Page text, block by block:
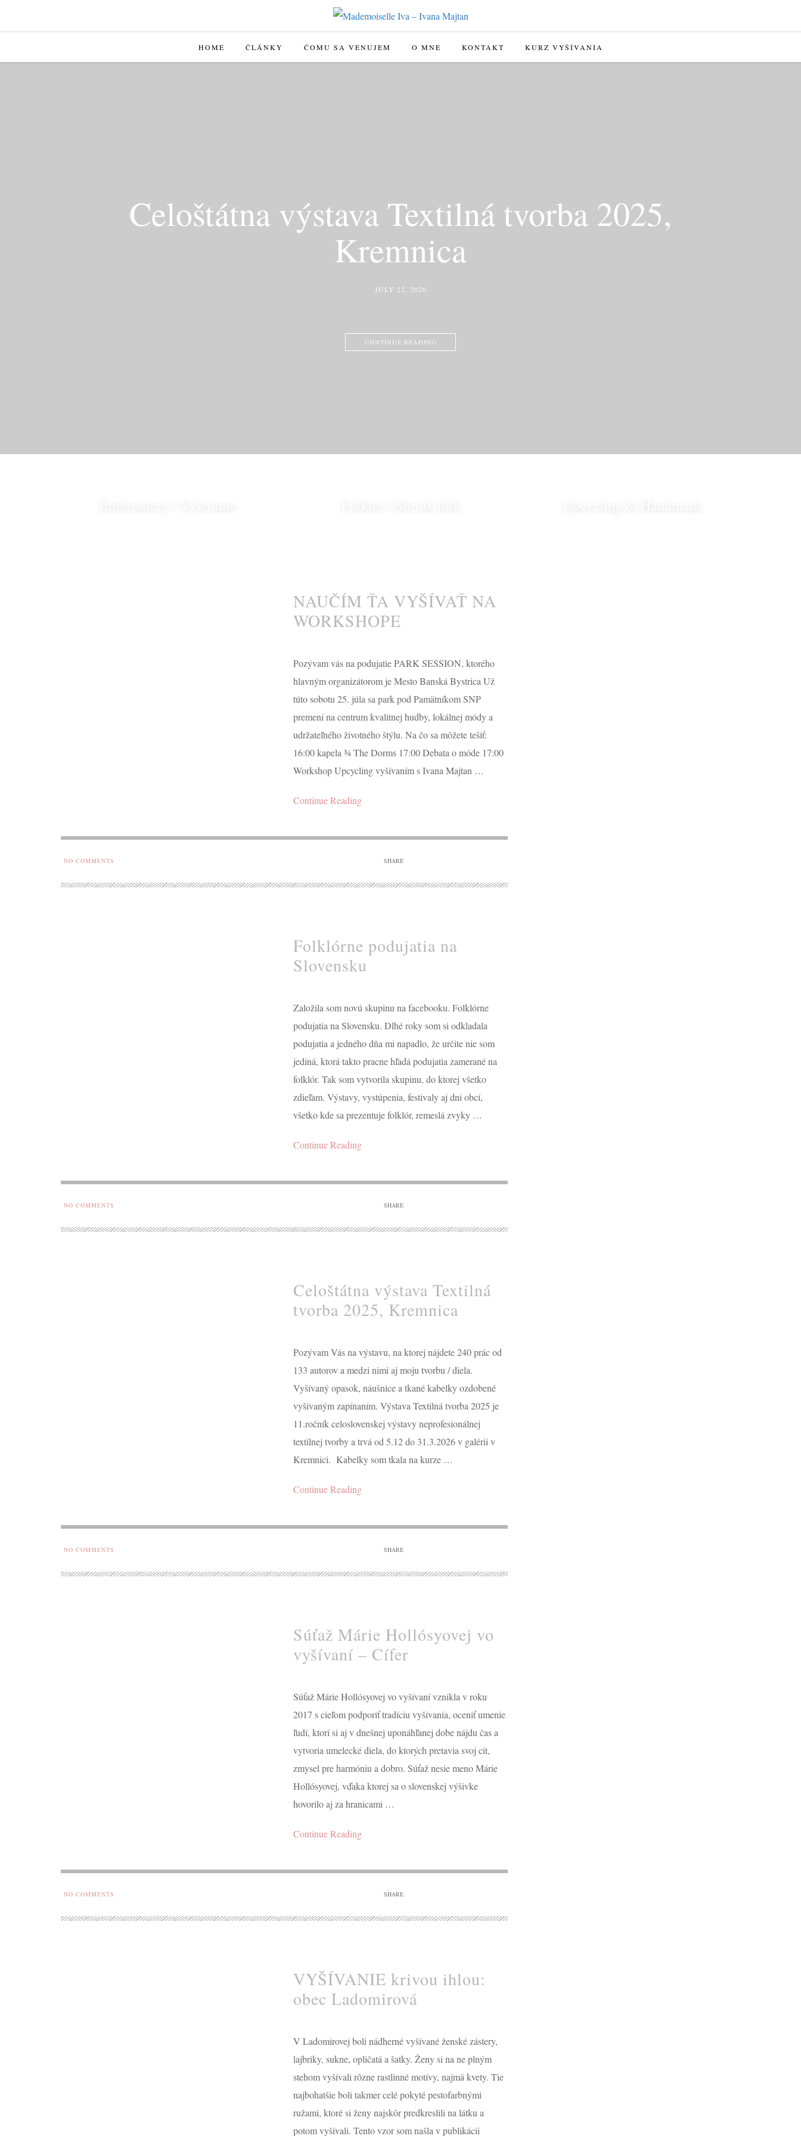
HOME ČLÁNKY ČOMU SA VENUJEM O MNE KONTAKT KURZ VYŠÍVANIA
Celoštátna výstava Textilná tvorba 2025,
Kremnica
JULY 22, 2026
CONTINUE READING
Súťaž Márie Hollósyovej vo vyšívaní – Cífer
JULY 22, 2026
CONTINUE READING
Od kolísky po hrob & čipky (2018/2019)
Národopisné múzeum Liptovský Hrádok
MAY 21, 2024
Výstava “Na piatok i na sviatok”, SNM Martin
2021
NAUČÍM ŤA VYŠÍVAŤ NA
WORKSHOPE
Pozývam vás na podujatie PARK SESSION, ktorého
hlavným organizátorom je Mesto Banská Bystrica Už
túto sobotu 25. júla sa park pod Pamätníkom SNP
premení na centrum kvalitnej hudby, lokálnej módy a
udržateľného životného štýlu. Na čo sa môžete tešiť:
16:00 kapela ¾ The Dorms 17:00 Debata o móde 17:00
Workshop Upcycling vyšívaním s Ivana Majtan …
Continue Reading
NO COMMENTS SHARE
Folklórne podujatia na
Slovensku
Založila som novú skupinu na facebooku. Folklórne
podujatia na Slovensku. Dlhé roky som si odkladala
podujatia a jedného dňa mi napadlo, že určite nie som
jediná, ktorá takto pracne hľadá podujatia zamerané na
folklór. Tak som vytvorila skupinu, do ktorej všetko
zdieľam. Výstavy, vystúpenia, festivaly aj dni obcí,
všetko kde sa prezentuje folklór, remeslá zvyky …
Continue Reading
NO COMMENTS SHARE
Celoštátna výstava Textilná
tvorba 2025, Kremnica
Pozývam Vás na výstavu, na ktorej nájdete 240 prác od
133 autorov a medzi nimi aj moju tvorbu / diela.
Vyšívaný opasok, náušnice a tkané kabelky ozdobené
vyšívaným zapínaním. Výstava Textilná tvorba 2025 je
11.ročník celoslovenskej výstavy neprofesionálnej
textilnej tvorby a trvá od 5.12 do 31.3.2026 v galérii v
Kremnici. Kabelky som tkala na kurze …
Continue Reading
NO COMMENTS SHARE
Súťaž Márie Hollósyovej vo
vyšívaní – Cífer
Súťaž Márie Hollósyovej vo vyšívaní vznikla v roku
2017 s cieľom podporiť tradíciu vyšívania, oceniť umenie
ľudí, ktorí si aj v dnešnej uponáhľanej dobe nájdu čas a
vytvoria umelecké diela, do ktorých pretavia svoj cit,
zmysel pre harmóniu a dobro. Súťaž nesie meno Márie
Hollósyovej, vďaka ktorej sa o slovenskej výšivke
hovorilo aj za hranicami …
Continue Reading
NO COMMENTS SHARE
VYŠÍVANIE krivou ihlou:
obec Ladomirová
V Ladomirovej boli nádherné vyšívané ženské zástery,
lajbriky, sukne, opličatá a šatky. Ženy si na ne plným
stehom vyšívali rôzne rastlinné motívy, najmä kvety. Tie
najbohatšie boli takmer celé pokyté pestofarbnými
ružami, ktoré si ženy najskôr predkreslili na látku a
potom vyšívali. Tento vzor som našla v publikácii